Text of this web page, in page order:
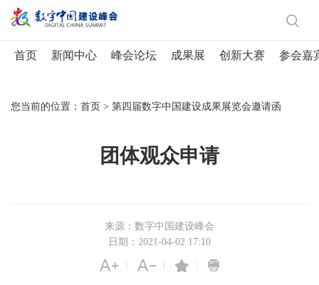
首页 新闻中心 峰会论坛 成果展 创新大赛 参会嘉
您当前的位置： 首页 > 第四届数字中国建设成果展览会邀请函
团体观众申请
来源：数字中国建设峰会
日期：2021-04-02 17:10